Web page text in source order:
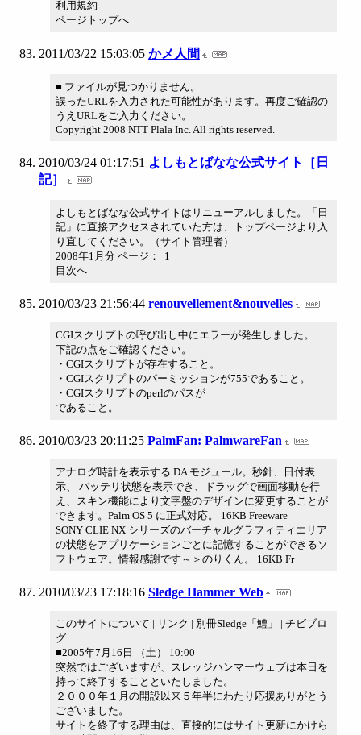
利用規約
ページトップへ
2011/03/22 15:03:05 かメ人間
■ ファイルが見つかりません。
誤ったURLを入力された可能性があります。再度ご確認の
うえURLをご入力ください。
Copyright 2008 NTT Plala Inc. All rights reserved.
2010/03/24 01:17:51 よしもとばなな公式サイト［日
記］
よしもとばなな公式サイトはリニューアルしました。「日
記」に直接アクセスされていた方は、トップページより入
り直してください。（サイト管理者）
2008年1月分 ページ： 1
目次へ
2010/03/23 21:56:44 renouvellement&nouvelles
CGIスクリプトの呼び出し中にエラーが発生しました。
下記の点をご確認ください。
・CGIスクリプトが存在すること。
・CGIスクリプトのパーミッションが755であること。
・CGIスクリプトのperlのパスが
であること。
2010/03/23 20:11:25 PalmFan: PalmwareFan
アナログ時計を表示する DA モジュール。秒針、日付表
示、 バッテリ状態を表示でき、ドラッグで画面移動を行
え、スキン機能により文字盤のデザインに変更することが
できます。Palm OS 5 に正式対応。 16KB Freeware
SONY CLIE NX シリーズのバーチャルグラフィティエリア
の状態をアプリケーションごとに記憶することができるソ
フトウェア。情報感謝です～＞のりくん。 16KB Fr
2010/03/23 17:18:16 Sledge Hammer Web
このサイトについて | リンク | 別冊Sledge「鱧」 | チビブロ
グ
■2005年7月16日 （土） 10:00
突然ではございますが、スレッジハンマーウェブは本日を
持って終了することといたしました。
２０００年１月の開設以来５年半にわたり応援ありがとう
ございました。
サイトを終了する理由は、直接的にはサイト更新にかけら